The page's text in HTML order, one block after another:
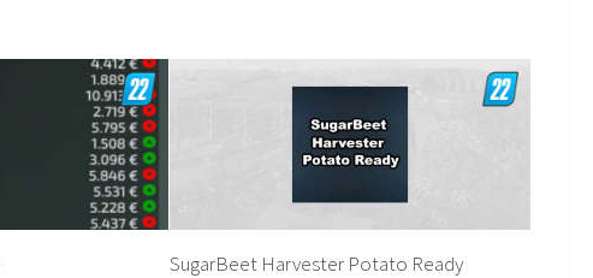
SugarBeet Harvester Potato Ready